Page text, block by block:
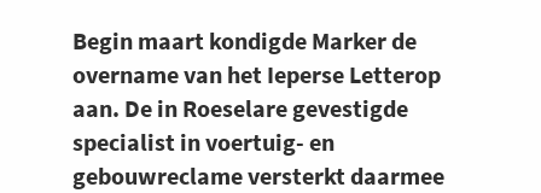
Begin maart kondigde Marker de
overname van het Ieperse Letterop
aan. De in Roeselare gevestigde
specialist in voertuig- en
gebouwreclame versterkt daarmee